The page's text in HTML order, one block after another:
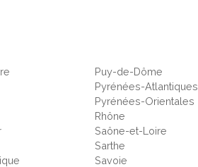
Puy-de-Dôme
Pyrénées-Atlantiques
Pyrénées-Orientales
Rhône
Saône-et-Loire
Sarthe
Savoie